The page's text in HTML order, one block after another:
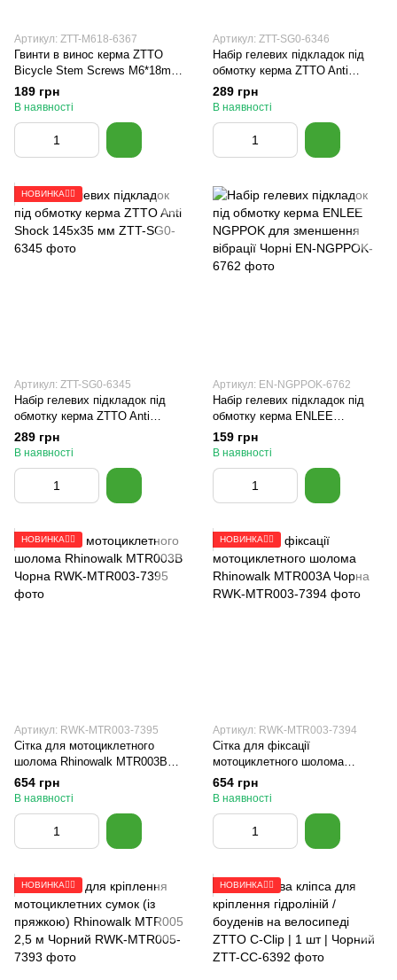
Артикул: ZTT-M618-6367
Гвинти в винос керма ZTTO
Bicycle Stem Screws M6*18mm
6 шт Сірі
189 грн
В наявності
Артикул: ZTT-SG0-6346
Набір гелевих підкладок під
обмотку керма ZTTO Anti
Shock 200x35 мм Чорні
289 грн
В наявності
НОВИНКА🚴‍♂️
Артикул: ZTT-SG0-6345
Набір гелевих підкладок під
обмотку керма ZTTO Anti
Shock 145x35 мм
289 грн
В наявності
Артикул: EN-NGPPOK-6762
Набір гелевих підкладок під
обмотку керма ENLEE
NGPPOK для зменшення
вібрації Чорні
159 грн
В наявності
НОВИНКА🚴‍♂️
Артикул: RWK-MTR003-7395
Сітка для мотоциклетного
шолома Rhinowalk MTR003B
Чорна
654 грн
В наявності
НОВИНКА🚴‍♂️
Артикул: RWK-MTR003-7394
Сітка для фіксації
мотоциклетного шолома
Rhinowalk MTR003A Чорна
654 грн
В наявності
НОВИНКА🚴‍♂️ НОВИНКА🚴‍♂️